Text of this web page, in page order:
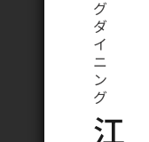
グ
ダ
イ
ニ
ン
グ
江